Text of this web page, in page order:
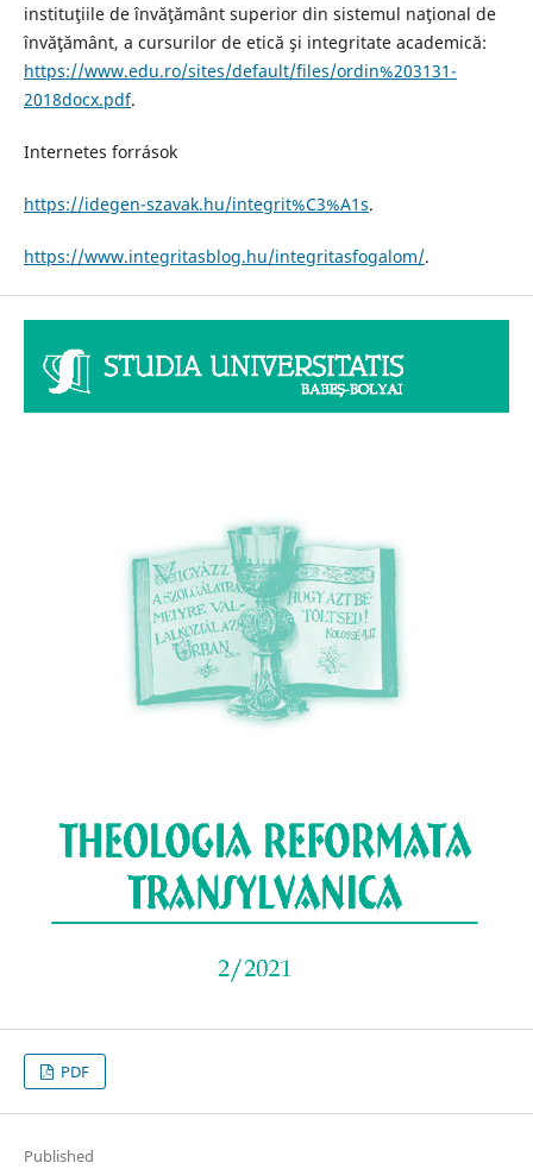
instituţiile de învăţământ superior din sistemul naţional de
învăţământ, a cursurilor de etică şi integritate academică:
https://www.edu.ro/sites/default/files/ordin%203131-
2018docx.pdf.
Internetes források
https://idegen-szavak.hu/integrit%C3%A1s.
https://www.integritasblog.hu/integritasfogalom/.
PDF
Published